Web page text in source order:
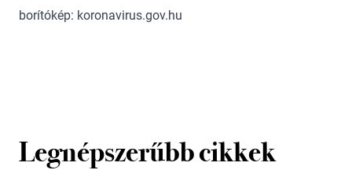
borítókép: koronavirus.gov.hu
Legnépszerűbb cikkek